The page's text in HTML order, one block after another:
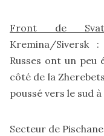
Front de
Kremina/Siversk
Russes ont un
côté de la
poussé vers le sud
Secteur de